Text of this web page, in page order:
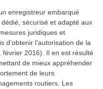
enregistreur embarqué
dédié, sécurisé et adapté aux
juridiques et
d’obtenir l’autorisation de la
2016). Il en est résulté
de mieux appréhender
de leurs
routiers. Les